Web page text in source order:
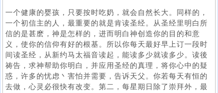
一个健康的婴孩，只要按时吃奶，就会自然长大。同样的，
一个初信主的人，最重要的就是肯读圣经。从圣经里明白所
信的是甚麽，神是怎样的，进而明白神创造你的目的和意
义，使你的信仰有好的根基。所以你每天最好早上订一段时
间读圣经，从新约马太福音读起，能读多少就读多少。读後
祷告，求神帮助你明白，并应用圣经的真理，将你心中的疑
惑，许多的忧虑丶害怕并需要，告诉天父。你若每天有恒的
去做，心灵必很快有改变。第二，每星期日除了崇拜外，最